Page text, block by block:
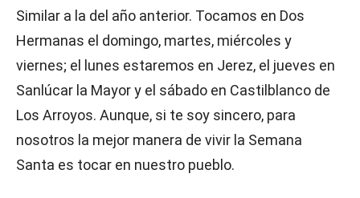
Similar a la del año anterior. Tocamos en Dos
Hermanas el domingo, martes, miércoles y
viernes; el lunes estaremos en Jerez, el jueves en
Sanlúcar la Mayor y el sábado en Castilblanco de
Los Arroyos. Aunque, si te soy sincero, para
nosotros la mejor manera de vivir la Semana
Santa es tocar en nuestro pueblo.